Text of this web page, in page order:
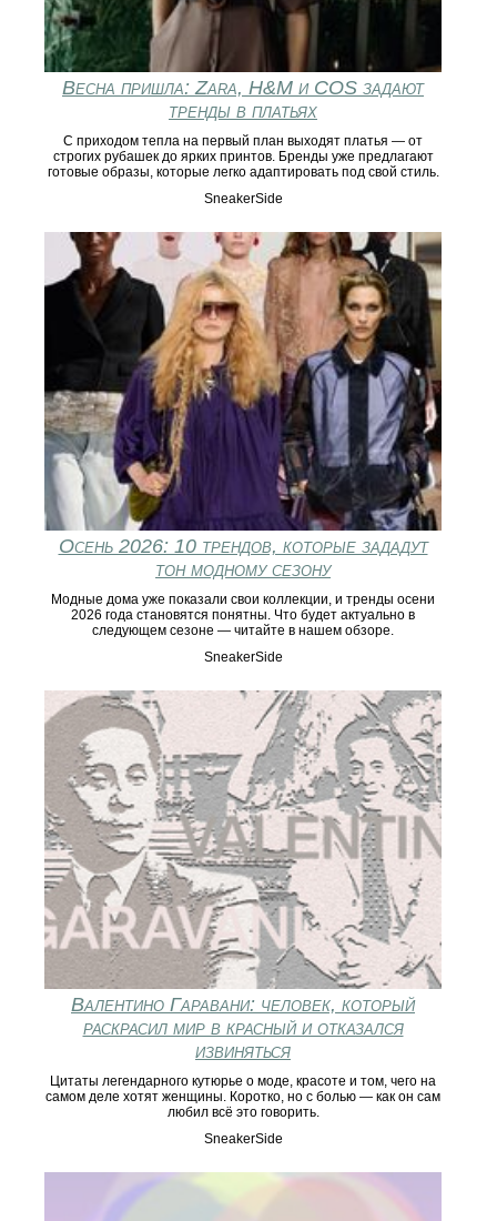
Весна пришла: Zara, H&M и COS задают
тренды в платьях
С приходом тепла на первый план выходят платья — от
строгих рубашек до ярких принтов. Бренды уже предлагают
готовые образы, которые легко адаптировать под свой стиль.
SneakerSide
Осень 2026: 10 трендов, которые зададут
тон модному сезону
Модные дома уже показали свои коллекции, и тренды осени
2026 года становятся понятны. Что будет актуально в
следующем сезоне — читайте в нашем обзоре.
SneakerSide
Валентино Гаравани: человек, который
раскрасил мир в красный и отказался
извиняться
Цитаты легендарного кутюрье о моде, красоте и том, чего на
самом деле хотят женщины. Коротко, но с болью — как он сам
любил всё это говорить.
SneakerSide